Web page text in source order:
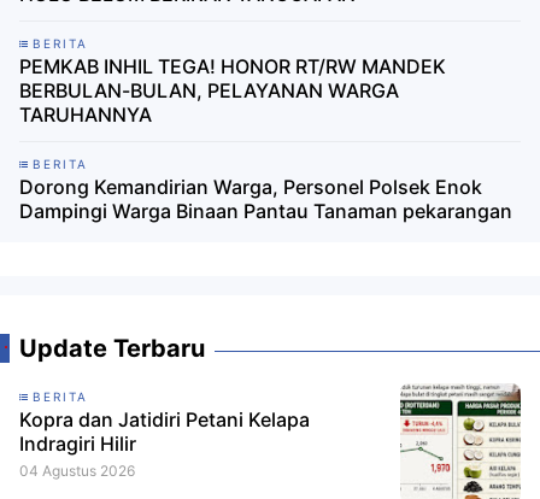
BERITA
PEMKAB INHIL TEGA! HONOR RT/RW MANDEK
BERBULAN-BULAN, PELAYANAN WARGA
TARUHANNYA
BERITA
Dorong Kemandirian Warga, Personel Polsek Enok
Dampingi Warga Binaan Pantau Tanaman pekarangan
Update Terbaru
BERITA
Kopra dan Jatidiri Petani Kelapa
Indragiri Hilir
04 Agustus 2026